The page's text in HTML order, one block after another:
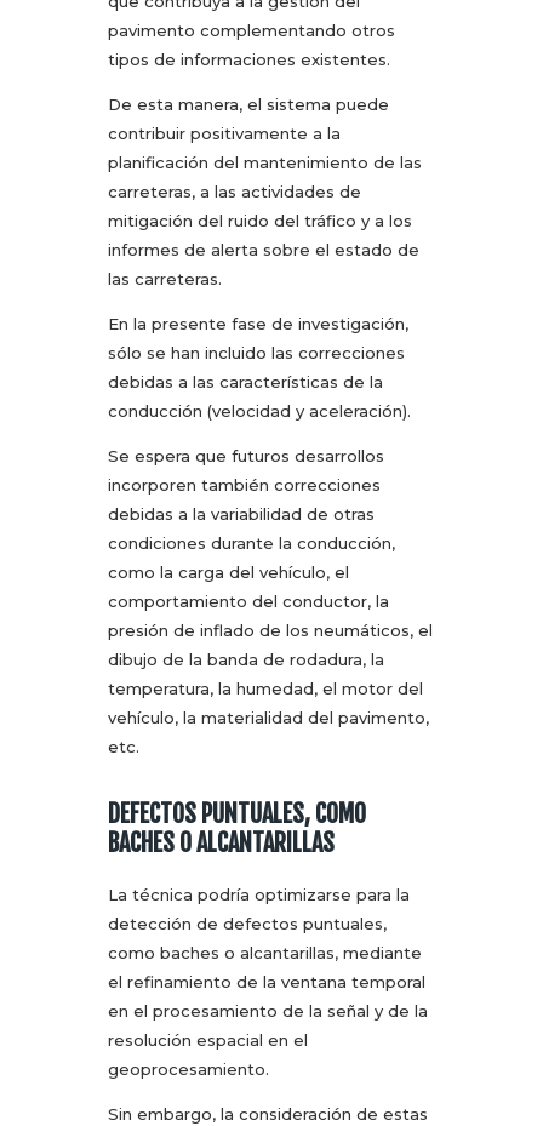
pavimento complementando otros
tipos de informaciones existentes.
De esta manera, el sistema puede
contribuir positivamente a la
planificación del mantenimiento de las
carreteras, a las actividades de
mitigación del ruido del tráfico y a los
informes de alerta sobre el estado de
las carreteras.
En la presente fase de investigación,
sólo se han incluido las correcciones
debidas a las características de la
conducción (velocidad y aceleración).
Se espera que futuros desarrollos
incorporen también correcciones
debidas a la variabilidad de otras
condiciones durante la conducción,
como la carga del vehículo, el
comportamiento del conductor, la
presión de inflado de los neumáticos, el
dibujo de la banda de rodadura, la
temperatura, la humedad, el motor del
vehículo, la materialidad del pavimento,
etc.
DEFECTOS PUNTUALES, COMO
BACHES O ALCANTARILLAS
La técnica podría optimizarse para la
detección de defectos puntuales,
como baches o alcantarillas, mediante
el refinamiento de la ventana temporal
en el procesamiento de la señal y de la
resolución espacial en el
geoprocesamiento.
Sin embargo, la consideración de estas